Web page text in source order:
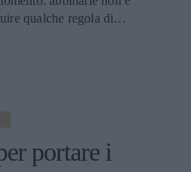
qualche regola di
portare i